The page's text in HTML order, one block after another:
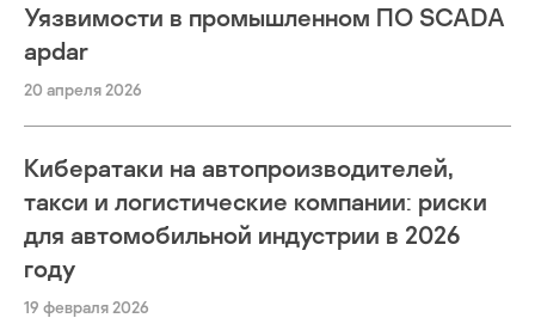
Уязвимости в промышленном ПО SCADA
apdar
20 апреля 2026
Кибератаки на автопроизводителей,
такси и логистические компании: риски
для автомобильной индустрии в 2026
году
19 февраля 2026